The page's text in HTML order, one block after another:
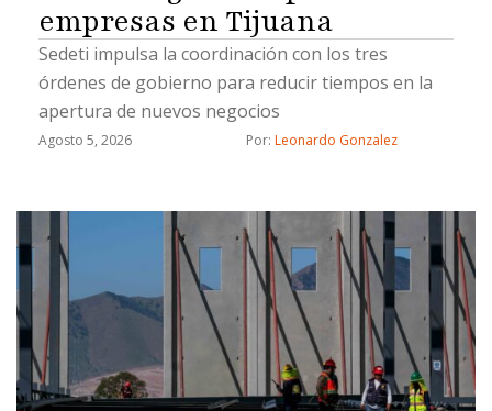
empresas en Tijuana
Sedeti impulsa la coordinación con los tres
órdenes de gobierno para reducir tiempos en la
apertura de nuevos negocios
Agosto 5, 2026 Por: Leonardo Gonzalez